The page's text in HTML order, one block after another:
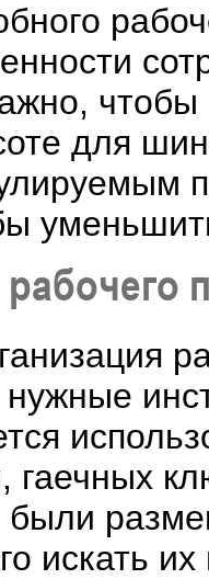
для
нужные
гаечных
были
искать